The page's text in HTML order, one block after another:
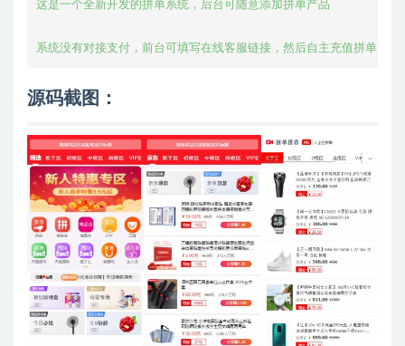
这是一个全新开发的拼单系统，后台可随意添加拼单产品
系统没有对接支付，前台可填写在线客服链接，然后自主充值拼单
源码截图：